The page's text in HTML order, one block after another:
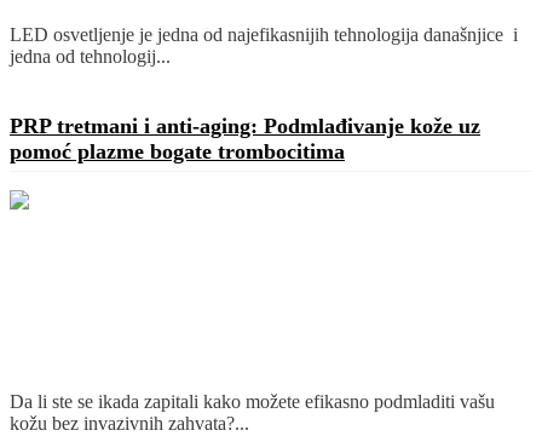
LED osvetljenje je jedna od najefikasnijih tehnologija današnjice i
jedna od tehnologij...
PRP tretmani i anti-aging: Podmlađivanje kože uz
pomoć plazme bogate trombocitima
Da li ste se ikada zapitali kako možete efikasno podmladiti vašu
kožu bez invazivnih zahvata?...